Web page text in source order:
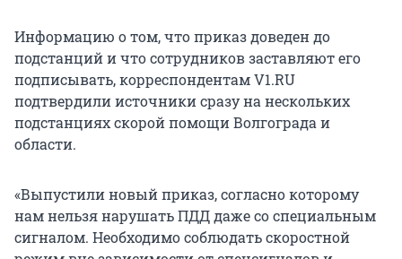
Информацию о том, что приказ доведен до
подстанций и что сотрудников заставляют его
подписывать, корреспондентам V1.RU
подтвердили источники сразу на нескольких
подстанциях скорой помощи Волгограда и
области.
«Выпустили новый приказ, согласно которому
нам нельзя нарушать ПДД даже со специальным
сигналом. Необходимо соблюдать скоростной